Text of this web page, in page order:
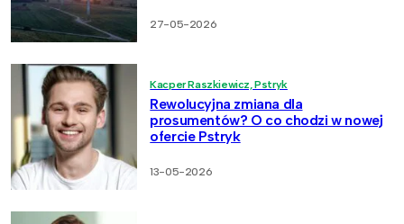
27-05-2026
Kacper Raszkiewicz, Pstryk
Rewolucyjna zmiana dla
prosumentów? O co chodzi w nowej
ofercie Pstryk
13-05-2026